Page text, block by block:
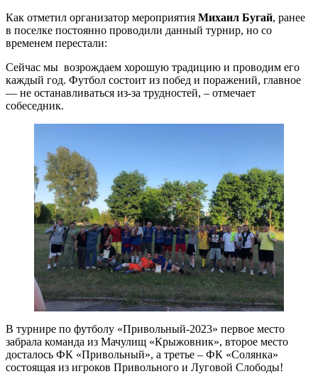
Как отметил организатор мероприятия Михаил Бугай, ранее
в поселке постоянно проводили данный турнир, но со
временем перестали:
Сейчас мы возрождаем хорошую традицию и проводим его
каждый год. Футбол состоит из побед и поражений, главное
— не останавливаться из-за трудностей, – отмечает
собеседник.
В турнире по футболу «Привольный-2023» первое место
забрала команда из Мачулищ «Крыжовник», второе место
досталось ФК «Привольный», а третье – ФК «Солянка»
состоящая из игроков Привольного и Луговой Слободы!